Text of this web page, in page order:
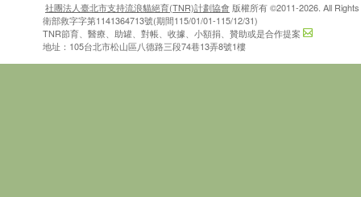
社團法人臺北市支持流浪貓絕育(TNR)計劃協會 版權所有 ©2011-2026. All
衛部救字字第1141364713號(期間115/01/01-115/12/31)
TNR節育、醫療、助罐、對帳、收據、小額捐、贊助或是合作提案
地址：105台北市松山區八德路三段74巷13弄8號1樓